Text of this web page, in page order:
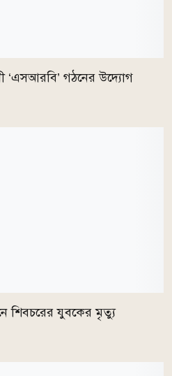
‘এসআরবি’ গঠনের উদ্যোগ
শিবচরের যুবকের মৃত্যু